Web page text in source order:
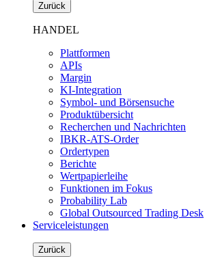
Zurück
HANDEL
Plattformen
APIs
Margin
KI-Integration
Symbol- und Börsensuche
Produktübersicht
Recherchen und Nachrichten
IBKR-ATS-Order
Ordertypen
Berichte
Wertpapierleihe
Funktionen im Fokus
Probability Lab
Global Outsourced Trading Desk
Serviceleistungen
Zurück